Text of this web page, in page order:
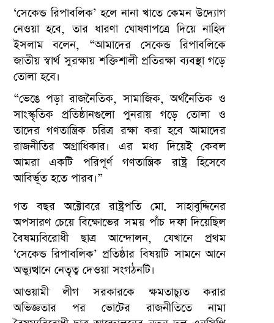
‘সেকেন্ড রিপাবলিক’ হলে নানা খাতে কেমন উদ্যোগ
নেওয়া হবে, তার ধারণা ঘোষণাপত্রে দিয়ে নাহিদ
ইসলাম বলেন, “আমাদের সেকেন্ড রিপাবলিকে
জাতীয় স্বার্থ সুরক্ষায় শক্তিশালী প্রতিরক্ষা ব্যবস্থা গড়ে
তোলা হবে।
“ভেঙে পড়া রাজনৈতিক, সামাজিক, অর্থনৈতিক ও
সাংস্কৃতিক প্রতিষ্ঠানগুলো পুনরায় গড়ে তোলা ও
তাদের গণতান্ত্রিক চরিত্র রক্ষা করা হবে আমাদের
রাজনীতির অগ্রাধিকার। এর মধ্য দিয়েই কেবল
আমরা একটি পরিপূর্ণ গণতান্ত্রিক রাষ্ট্র হিসেবে
আবির্ভূত হতে পারব।”
গত বছর অক্টোবরে রাষ্ট্রপতি মো. সাহাবুদ্দিনের
অপসারণ চেয়ে বিক্ষোভের সময় পাঁচ দফা দিয়েছিল
বৈষম্যবিরোধী ছাত্র আন্দোলন, যেখানে প্রথম
‘সেকেন্ড রিপাবলিক’ প্রতিষ্ঠার বিষয়টি সামনে আনে
অভ্যুত্থানে নেতৃত্ব দেওয়া সংগঠনটি।
আওয়ামী লীগ সরকারকে ক্ষমতাচ্যুত করার
অভিজ্ঞতার পর ভোটের রাজনীতিতে নামা